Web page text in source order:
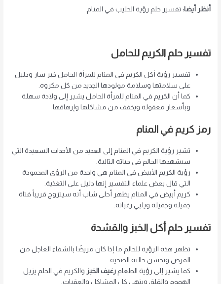
أنظر أيضا: تفسير حلم رؤية الحليب في المنام
تفسير حلم الكريم للحامل
تفسير رؤية أكل الكريم في المنام للمرأة الحامل خبر سار ودليل
على سلامتها وسلامة مولودها الجديد من كل مكروه.
كما أن الكريم في المنام للمرأة الحامل يشير إلى ولادة سهلة
وبأسعار معقولة ويخفف من مشاكلها وإرهاقها.
رمز كريم في المنام
تشير رؤية الكريم في المنام إلى العديد من الأحداث السعيدة التي
سيشهدها الحالم في حياته التالية.
رؤية الكريم الأبيض في المنام هي واحدة من الرؤى المحمودة
التي قال بعض علماء التفسير إنها دليل على التغذية.
كريم أبيض في المنام يظهر أحلى شاب أنه سيتزوج قريباً فتاة
جميلة وجميلة ويلبي رغباته.
تفسير حلم أكل الخبز والقشدة
تظهر هذه الرؤية للحالم ما إذا كان مريضًا بالشفاء العاجل من
المرض وتحسن حالته الصحية.
كما يشير إلى رؤية الطعامرغيف الخبز والكريم في الحلم يزيل
الهموم والقلق وينهي كل المشاكل والعقبات.